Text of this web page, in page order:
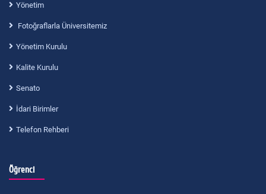
Yönetim
Fotoğraflarla Üniversitemiz
Yönetim Kurulu
Kalite Kurulu
Senato
İdari Birimler
Telefon Rehberi
Öğrenci